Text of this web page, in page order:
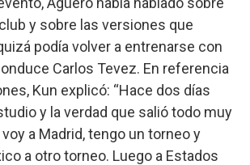
y sobre las versiones que
podía volver a entrenarse con
Carlos Tevez. En referencia
Kun explicó: “Hace dos días
y la verdad que salió todo muy
a Madrid, tengo un torneo y
a otro torneo. Luego a Estados